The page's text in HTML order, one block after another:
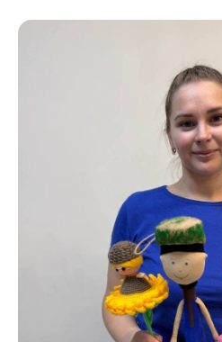
Центр развития
интеллекта Анны
Пестовой
ИНН 471606210902 / ОГРНИП
Адрес: Ленинградская область, г. Тосно
annapestova-centr@yandex.ru
Политика обработки персональных данных
Согласие на обработку персональных